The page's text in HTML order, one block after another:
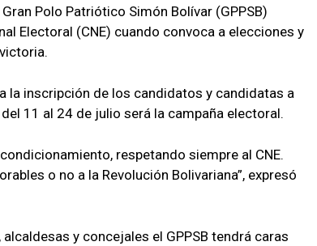
Polo Patriótico Simón Bolívar (GPPSB)
Electoral (CNE) cuando convoca a elecciones y
la inscripción de los candidatos y candidatas a
11 al 24 de julio será la campaña electoral.
respetando siempre al CNE.
o no a la Revolución Bolivariana”, expresó
y concejales el GPPSB tendrá caras